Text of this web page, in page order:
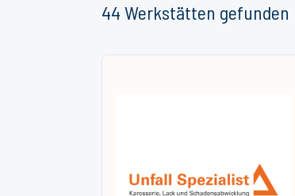
44 Werkstätten gefunden